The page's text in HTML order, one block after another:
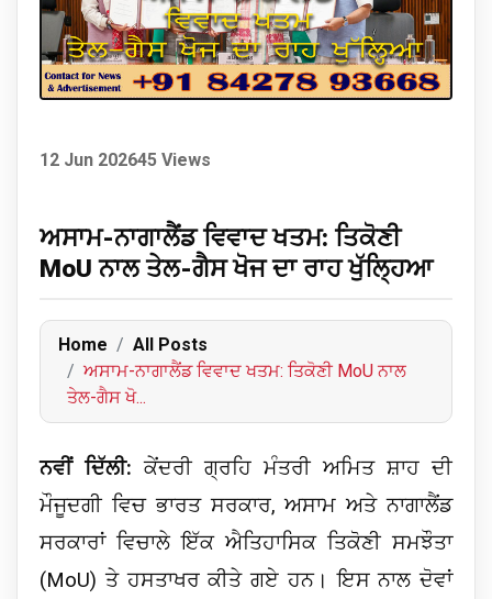
12 Jun 202645 Views
ਅਸਾਮ-ਨਾਗਾਲੈਂਡ ਵਿਵਾਦ ਖਤਮ: ਤਿਕੋਣੀ
MoU ਨਾਲ ਤੇਲ-ਗੈਸ ਖੋਜ ਦਾ ਰਾਹ ਖੁੱਲ੍ਹਿਆ
Home
All Posts
ਅਸਾਮ-ਨਾਗਾਲੈਂਡ ਵਿਵਾਦ ਖਤਮ: ਤਿਕੋਣੀ MoU ਨਾਲ
ਤੇਲ-ਗੈਸ ਖੋ...
ਨਵੀਂ ਦਿੱਲੀ: ਕੇਂਦਰੀ ਗ੍ਰਹਿ ਮੰਤਰੀ ਅਮਿਤ ਸ਼ਾਹ ਦੀ
ਮੌਜੂਦਗੀ ਵਿਚ ਭਾਰਤ ਸਰਕਾਰ, ਅਸਾਮ ਅਤੇ ਨਾਗਾਲੈਂਡ
ਸਰਕਾਰਾਂ ਵਿਚਾਲੇ ਇੱਕ ਐਤਿਹਾਸਿਕ ਤਿਕੋਣੀ ਸਮਝੌਤਾ
(MoU) ਤੇ ਹਸਤਾਖਰ ਕੀਤੇ ਗਏ ਹਨ। ਇਸ ਨਾਲ ਦੋਵਾਂ